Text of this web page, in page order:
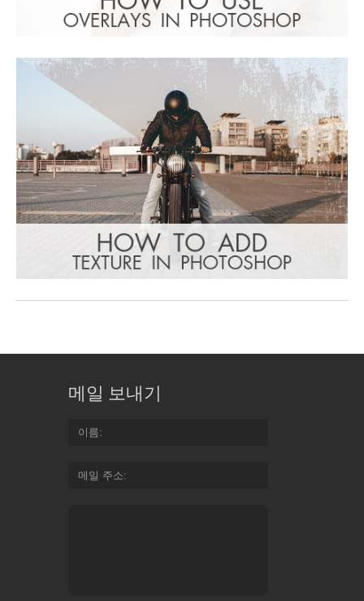
메일 보내기
이름
메일 주소